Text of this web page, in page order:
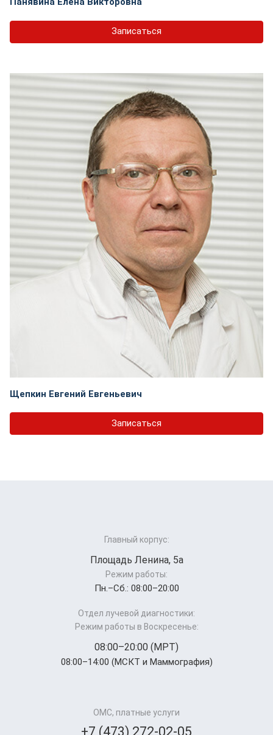
Записаться
Щепкин Евгений Евгеньевич
Записаться
Главный корпус:
Площадь Ленина, 5а
Режим работы:
Пн.–Cб.: 08:00–20:00
Отдел лучевой диагностики:
Режим работы в Воскресенье:
08:00–20:00 (МРТ)
08:00–14:00 (МСКТ и Маммография)
ОМС, платные услуги
+7 (473) 272-02-05